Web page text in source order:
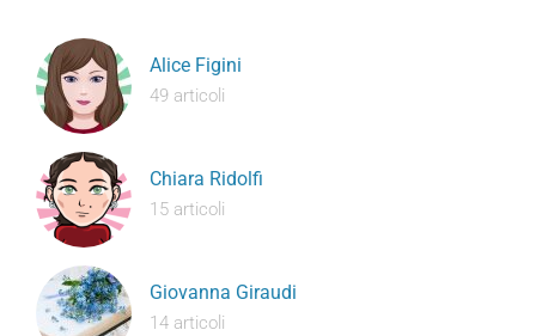
Alice Figini
49 articoli
Chiara Ridolfi
15 articoli
Giovanna Giraudi
14 articoli